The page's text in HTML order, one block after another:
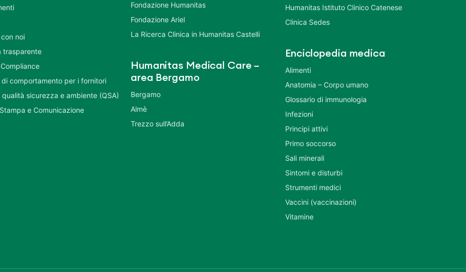
noi
trasparente
comportamento per i fornitori
qualità sicurezza e ambiente (QSA)
e Comunicazione
Fondazione Humanitas
Fondazione Ariel
La Ricerca Clinica in Humanitas Castelli
Humanitas Medical Care –
area Bergamo
Bergamo
Almè
Trezzo sull’Adda
Humanitas Istituto Clinico Catenese
Clinica Sedes
Enciclopedia medica
Alimenti
Anatomia – Corpo umano
Glossario di immunologia
Infezioni
Principi attivi
Primo soccorso
Sali minerali
Sintomi e disturbi
Strumenti medici
Vaccini (vaccinazioni)
Vitamine